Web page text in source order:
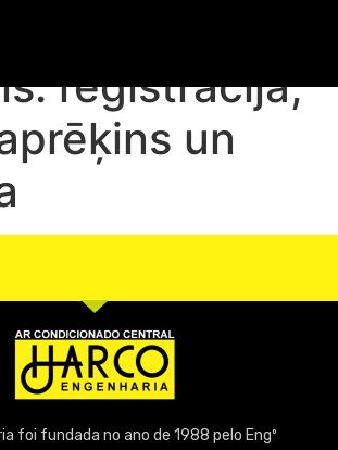
kazino
reģistrācija,
un
foi fundada no ano de 1988 pelo Engº